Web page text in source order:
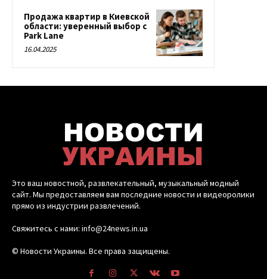
Продажа квартир в Киевской
области: уверенный выбор с
Park Lane
16.04.2025
Это ваш новостной, развлекательный, музыкальный модный
сайт. Мы предоставляем вам последние новости и видеоролики
прямо из индустрии развлечений.
Свяжитесь с нами: info@24news.in.ua
© Новости Украины. Все права защищены.